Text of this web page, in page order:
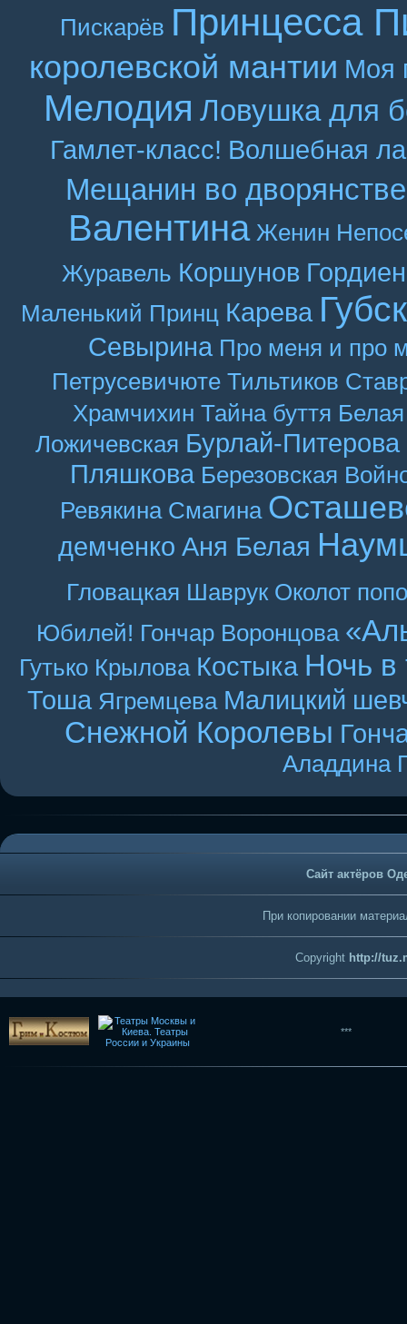
Пискарёв Принцесса
королевской мантии Моя
Мелодия Ловушка для
Гамлет-класс! Волшебная
Мещанин во дворянстве
Валентина Женин
Журавель Коршунов
Маленький Принц Карева
Севырина Про меня и про
Петрусевичюте Тильтиков
Храмчихин Тайна буття
Ложичевская Бурлай-Питерова
Пляшкова Березовская
Ревякина Смагина
демченко Аня Белая
Гловацкая Шаврук Околот
Юбилей! Гончар Воронцова
Гутько Крылова Костыка Ночь в
Тоша Ягремцева Малицкий
Снежной Королевы
Аладдина
Сайт актёров
При копировании
Copyright http://
***